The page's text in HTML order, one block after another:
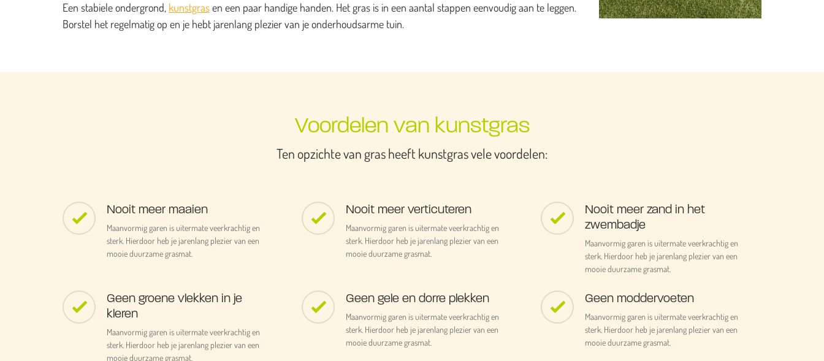
Een stabiele ondergrond, kunstgrasen een paar handige handen. Het gras is in een aantal stappen eenvoudig aan te leggen.
Borstel het regelmatig op en je hebt jarenlang plezier van je onderhoudsarme tuin.
Voordelen van kunstgras
Ten opzichte van gras heeft kunstgras vele voordelen:
Nooit meer maaien
Maanvormig garen is uitermate veerkrachtig en
sterk. Hierdoor heb je jarenlang plezier van een
mooie duurzame grasmat.
Nooit meer verticuteren
Maanvormig garen is uitermate veerkrachtig en
sterk. Hierdoor heb je jarenlang plezier van een
mooie duurzame grasmat.
Nooit meer zand in het
zwembadje
Maanvormig garen is uitermate veerkrachtig en
sterk. Hierdoor heb je jarenlang plezier van een
mooie duurzame grasmat.
Geen groene vlekken in je
kleren
Maanvormig garen is uitermate veerkrachtig en
sterk. Hierdoor heb je jarenlang plezier van een
mooie duurzame grasmat.
Geen gele en dorre plekken
Maanvormig garen is uitermate veerkrachtig en
sterk. Hierdoor heb je jarenlang plezier van een
mooie duurzame grasmat.
Geen moddervoeten
Maanvormig garen is uitermate veerkrachtig en
sterk. Hierdoor heb je jarenlang plezier van een
mooie duurzame grasmat.